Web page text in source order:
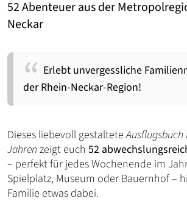
52 Abenteuer aus der
Neckar
Erlebt unvergessliche
der Rhein-Neckar-Region!
Dieses liebevoll gestaltete
Jahren zeigt euch 52
– perfekt für jedes Wochenende im
Spielplatz, Museum oder Bauernhof –
Familie etwas dabei.